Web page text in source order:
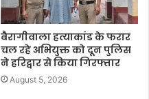
बैरागीवाला हत्याकांड के फरार
चल रहे अभियुक्त को दून पुलिस
ने हरिद्वार से किया गिरफ्तार
August 5, 2026